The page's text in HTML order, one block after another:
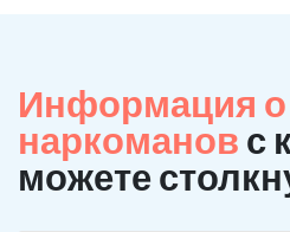
Информация о
наркоманов с
можете